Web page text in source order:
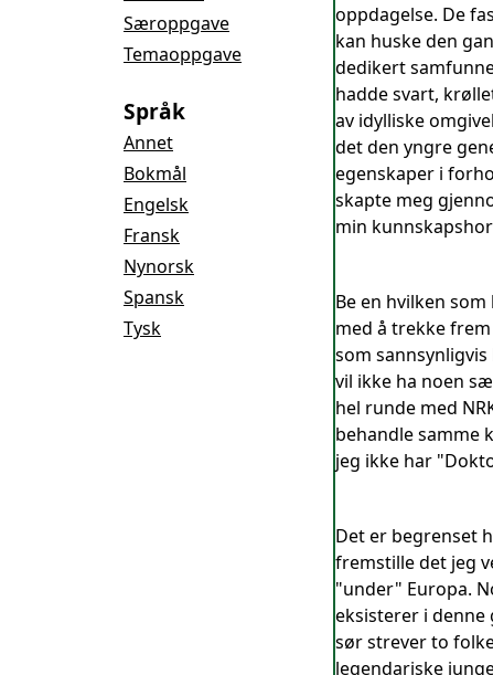
Særoppgave
Temaoppgave
Språk
Annet
Bokmål
Engelsk
Fransk
Nynorsk
Spansk
Tysk
oppdagelse. De
kan huske den
dedikert
hadde svart,
av idylliske
det den yngre
egenskaper i
skapte meg
min
Be en hvilken
med å trekke
som
vil ikke ha noen
hel runde med
behandle samme
jeg ikke har
Det er begrenset
fremstille det jeg
"under" Europa.
eksisterer i denne
sør strever to
legendariske